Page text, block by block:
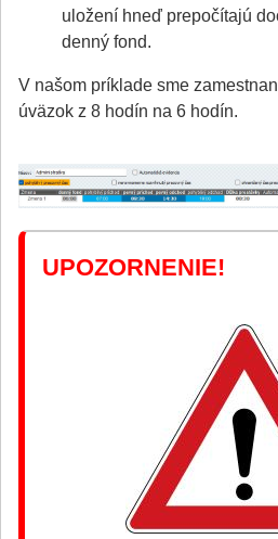
uložení hneď prepočítajú
denný fond.
V našom príklade sme
úväzok z 8 hodín na 6 hodín.
UPOZORNENIE!